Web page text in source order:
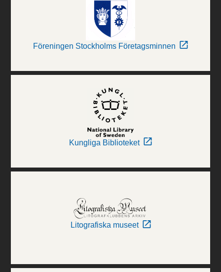
Föreningen Stockholms Företagsminnen
Kungliga Biblioteket
Litografiska museet